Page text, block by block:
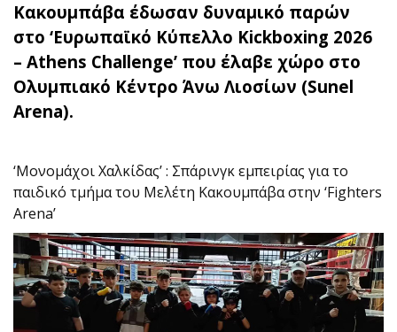
Κακουμπάβα έδωσαν δυναμικό παρών
στο ‘Ευρωπαϊκό Κύπελλο Kickboxing 2026
– Athens Challenge’ που έλαβε χώρο στο
Ολυμπιακό Κέντρο Άνω Λιοσίων (Sunel
Arena).
‘Μονομάχοι Χαλκίδας’ : Σπάρινγκ εμπειρίας για το
παιδικό τμήμα του Μελέτη Κακουμπάβα στην ‘Fighters
Arena’